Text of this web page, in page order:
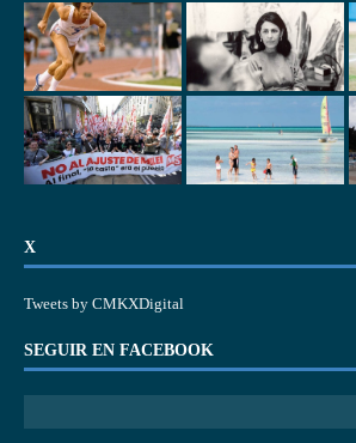
X
Tweets by CMKXDigital
SEGUIR EN FACEBOOK